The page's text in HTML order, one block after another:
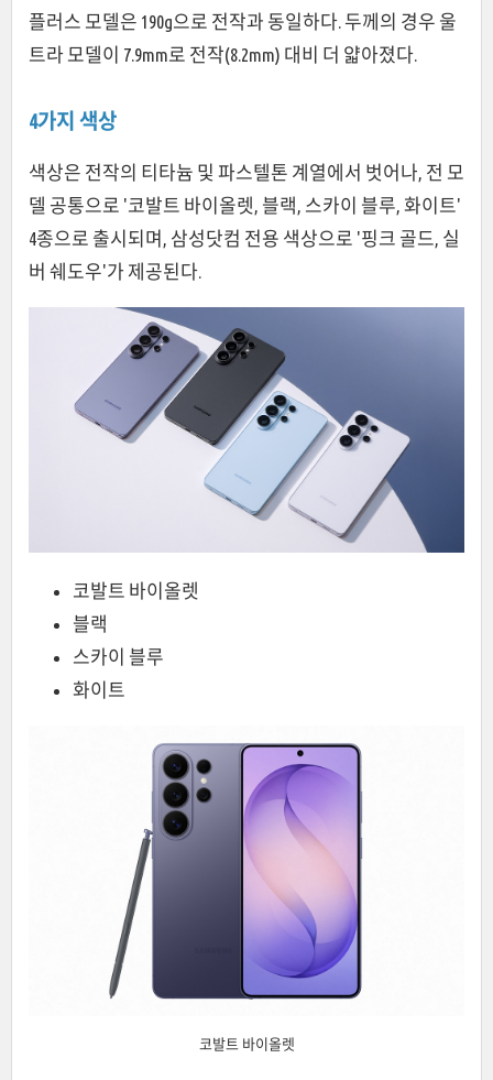
플러스 모델은 190g으로 전작과 동일하다. 두께의 경우 울
트라 모델이 7.9mm로 전작(8.2mm) 대비 더 얇아졌다.
4가지 색상
색상은 전작의 티타늄 및 파스텔톤 계열에서 벗어나, 전 모
델 공통으로 '코발트 바이올렛, 블랙, 스카이 블루, 화이트'
4종으로 출시되며, 삼성닷컴 전용 색상으로 '핑크 골드, 실
버 쉐도우'가 제공된다.
코발트 바이올렛
블랙
스카이 블루
화이트
코발트 바이올렛